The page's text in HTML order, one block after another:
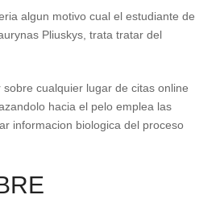
algun motivo cual el estudiante de
Pliuskys, trata tratar del
cualquier lugar de citas online
hacia el pelo emplea las
informacion biologica del proceso